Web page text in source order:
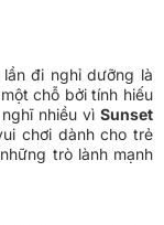
đi nghỉ dưỡng là
chỗ bởi tính hiếu
nhiều vì Sunset
chơi dành cho trẻ
trò lành mạnh